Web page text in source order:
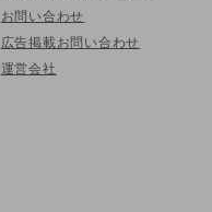
お問い合わせ
広告掲載お問い合わせ
運営会社